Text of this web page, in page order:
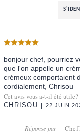
bonjour chef, pourriez
que l'on appelle un
crémeux comportaient
cordialement, Chrisou
Cet avis vous a-t-il été utile?
CHRISOU 22 JUIN
Réponse par